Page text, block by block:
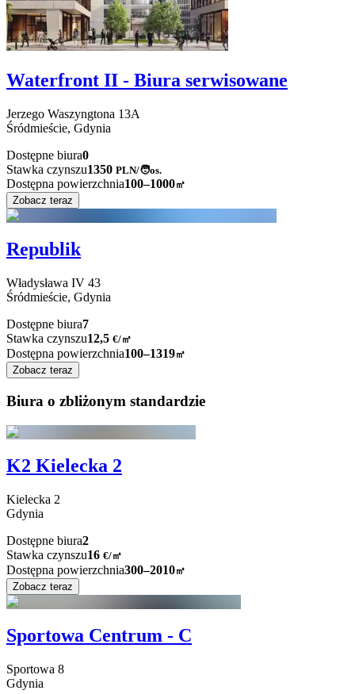
Waterfront II - Biura serwisowane
Jerzego Waszyngtona 13A
Śródmieście, Gdynia
Dostępne biura0
Stawka czynszu1350 PLN/🧑os.
Dostępna powierzchnia100–1000㎡
Zobacz teraz
Republik
Władysława IV 43
Śródmieście, Gdynia
Dostępne biura7
Stawka czynszu12,5 €/㎡
Dostępna powierzchnia100–1319㎡
Zobacz teraz
Biura o zbliżonym standardzie
K2 Kielecka 2
Kielecka 2
Gdynia
Dostępne biura2
Stawka czynszu16 €/㎡
Dostępna powierzchnia300–2010㎡
Zobacz teraz
Sportowa Centrum - C
Sportowa 8
Gdynia